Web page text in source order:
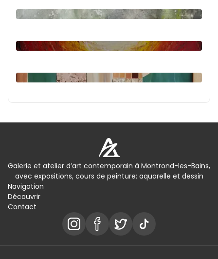
Galerie et atelier d’art contemporain à Montrond-les-Bains,
avec expositions, cours de peinture; aquarelle et dessin
Navigation
Découvrir
Contact